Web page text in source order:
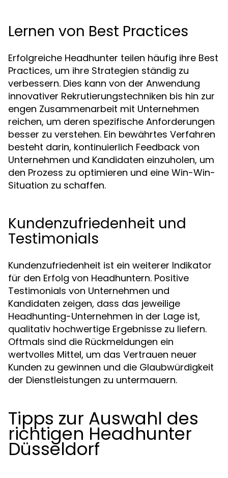
Lernen von Best Practices
Erfolgreiche Headhunter teilen häufig ihre Best
Practices, um ihre Strategien ständig zu
verbessern. Dies kann von der Anwendung
innovativer Rekrutierungstechniken bis hin zur
engen Zusammenarbeit mit Unternehmen
reichen, um deren spezifische Anforderungen
besser zu verstehen. Ein bewährtes Verfahren
besteht darin, kontinuierlich Feedback von
Unternehmen und Kandidaten einzuholen, um
den Prozess zu optimieren und eine Win-Win-
Situation zu schaffen.
Kundenzufriedenheit und
Testimonials
Kundenzufriedenheit ist ein weiterer Indikator
für den Erfolg von Headhuntern. Positive
Testimonials von Unternehmen und
Kandidaten zeigen, dass das jeweilige
Headhunting-Unternehmen in der Lage ist,
qualitativ hochwertige Ergebnisse zu liefern.
Oftmals sind die Rückmeldungen ein
wertvolles Mittel, um das Vertrauen neuer
Kunden zu gewinnen und die Glaubwürdigkeit
der Dienstleistungen zu untermauern.
Tipps zur Auswahl des
richtigen Headhunter
Düsseldorf